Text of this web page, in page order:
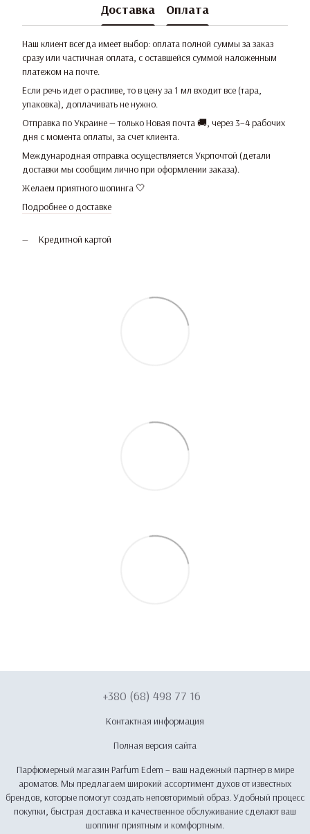
Доставка Оплата
Наш клиент всегда имеет выбор: оплата полной суммы за заказ
сразу или частичная оплата, с оставшейся суммой наложенным
платежом на почте.
Если речь идет о распиве, то в цену за 1 мл входит все (тара,
упаковка), доплачивать не нужно.
Отправка по Украине — только Новая почта 🚚, через 3–4 рабочих
дня с момента оплаты, за счет клиента.
Международная отправка осуществляется Укрпочтой (детали
доставки мы сообщим лично при оформлении заказа).
Желаем приятного шопинга 🤍
Подробнее о доставке
Кредитной картой
+380 (68) 498 77 16
Контактная информация
Полная версия сайта
Парфюмерный магазин Parfum Edem – ваш надежный партнер в мире
ароматов. Мы предлагаем широкий ассортимент духов от известных
брендов, которые помогут создать неповторимый образ. Удобный процесс
покупки, быстрая доставка и качественное обслуживание сделают ваш
шоппинг приятным и комфортным.